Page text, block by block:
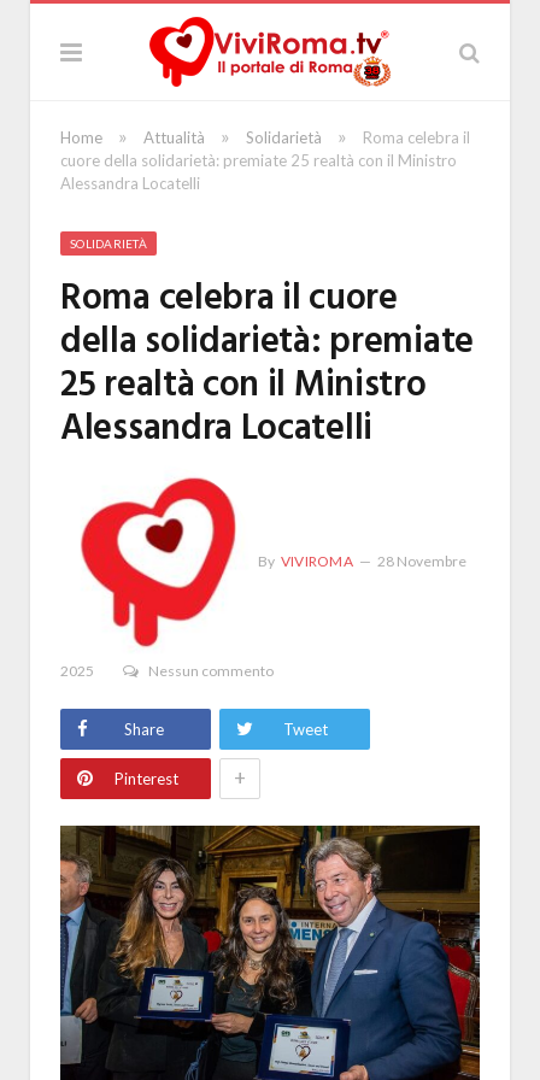
Home » Attualità » Solidarietà »
Roma celebra il
cuore della solidarietà: premiate 25 realtà con il Ministro
Alessandra Locatelli
SOLIDARIETÀ
Roma celebra il cuore
della solidarietà: premiate
25 realtà con il Ministro
Alessandra Locatelli
By VIVIROMA 28 Novembre
2025 Nessun commento
Share Tweet
Pinterest +